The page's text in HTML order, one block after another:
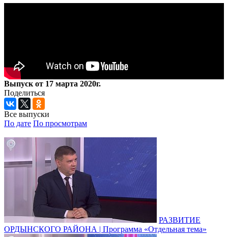
Выпуск от 17 марта 2020г.
Поделиться
Все выпуски
По дате По просмотрам
РАЗВИТИЕ
ОРДЫНСКОГО РАЙОНА | Программа «Отдельная тема»